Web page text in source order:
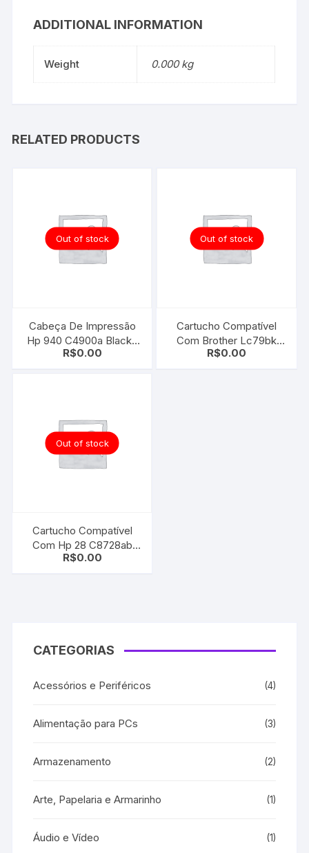
ADDITIONAL INFORMATION
Weight 0.000 kg
RELATED PRODUCTS
Out of stock
Cabeça De Impressão
Hp 940 C4900a Black |
Yellow | 8000 8500
R$0.00
Out of stock
Cartucho Compatível
Com Brother Lc79bk
Black
R$0.00
Out of stock
Cartucho Compatível
Com Hp 28 C8728ab
Color
R$0.00
CATEGORIAS
Acessórios e Periféricos (4)
Alimentação para PCs (3)
Armazenamento (2)
Arte, Papelaria e Armarinho (1)
Áudio e Vídeo (1)